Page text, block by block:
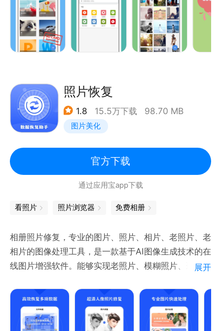
不仅如此，它更有着精美的界面与浏览设计，让您可以
随时随地愉悦地欣赏您的私密照片和加密视频内容。
4.4（KitKat) 以及安卓5.0（Lollipop）
-- 集成了隐私浏览器并支持一键下载网页中的所有图
-- 导入私密图片和视频到照片保险箱
-- 从系统图库直接批量分享导入照片保险箱
-- 支持直接拍照与录制私密媒体文件
-- 完美的图片浏览设计，流畅的图片缩放与滑动体验
-- 支持程序重新安装后的数据恢复
-- 闯入警报，不用担心有人尝试闯入
-- 虚假密码，即使被别人发现，也可以骗过他
-- 指纹解锁（仅支持有指纹扫描的三星机器）
-- 支持微信支付
-- 支持文件夹锁
-- 支持播放视频时调整亮度
照片恢复
1.8 15.5万下载 98.70 MB
图片美化
官方下载
通过应用宝app下载
看照片 照片浏览器 免费相册
相册照片修复，专业的图片、照片、相片、老照片、老
相片的图像处理工具，是一款基于AI图像生成技术的在
线图片增强软件。能够实现老照片、模糊照片、斑驳照
复。
功能：
展开